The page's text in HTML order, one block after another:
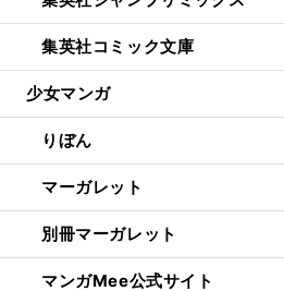
集英社コミック文庫
少女マンガ
りぼん
マーガレット
別冊マーガレット
マンガMee公式サイト